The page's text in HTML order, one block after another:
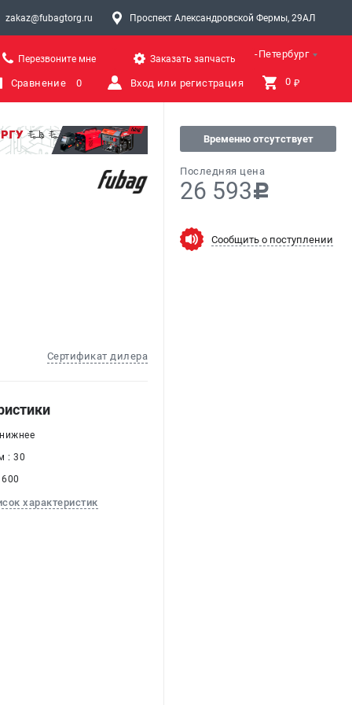
zakaz@fubagtorg.ru Проспект Александровской Фермы, 29АЛ
Санкт-Петербург
Перезвоните мне Заказать запчасть
Сравнение 0 Вход или регистрация 0 ₽
Сертификат дилера
Временно отсутствует
Последняя цена
26 593c
Сообщить о поступлении
: 30
характеристик